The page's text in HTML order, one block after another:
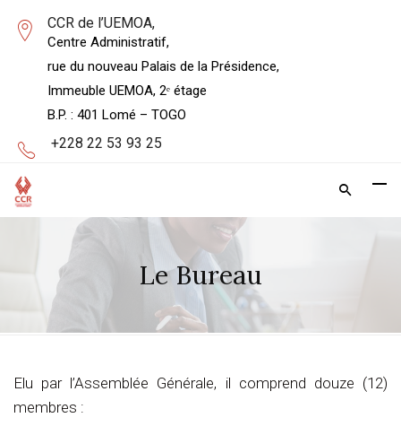
CCR de l’UEMOA,
Centre Administratif,
rue du nouveau Palais de la Présidence,
Immeuble UEMOA, 2ᵉ étage
B.P. : 401 Lomé – TOGO
+228 22 53 93 25
Le Bureau
Elu par l’Assemblée Générale, il comprend douze (12)
membres :